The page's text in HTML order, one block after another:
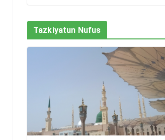
Tazkiyatun Nufus